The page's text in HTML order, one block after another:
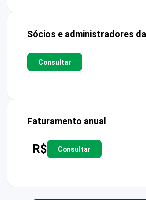
Sócios e administradores
Consultar
Faturamento anual
R$ Consultar